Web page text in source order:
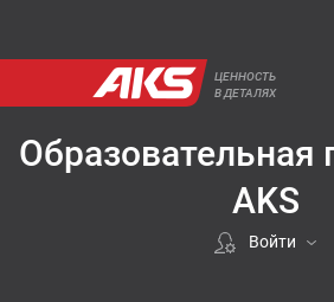
ЦЕННОСТЬ
В ДЕТАЛЯХ
Образовательная
AKS
Войти